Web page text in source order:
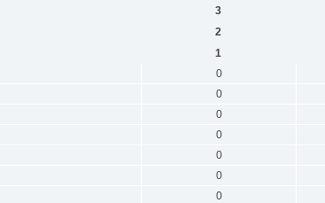
3
2
1
0
0
0
0
0
0
0